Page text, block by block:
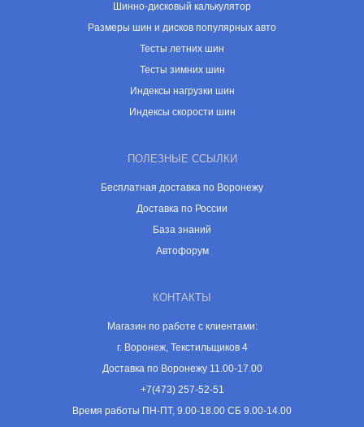
Шинно-дисковый калькулятор
Размеры шин и дисков популярных авто
Тесты летних шин
Тесты зимних шин
Индексы нагрузки шин
Индексы скорости шин
ПОЛЕЗНЫЕ ССЫЛКИ
Бесплатная доставка по Воронежу
Доставка по России
База знаний
Автофорум
КОНТАКТЫ
Магазин по работе с клиентами:
г. Воронеж, Текстильщиков 4
Доставка по Воронежу 11.00-17.00
+7(473) 257-52-51
Время работы ПН-ПТ, 9.00-18.00 СБ 9.00-14.00